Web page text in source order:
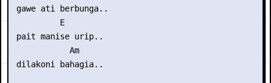
gawe ati berbunga..
          E
pait manise urip..
            Am
dilakoni bahagia..